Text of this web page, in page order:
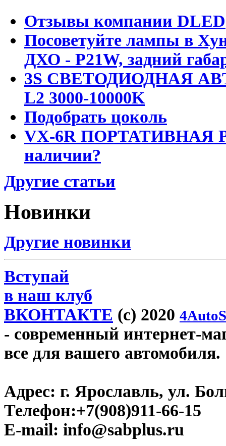
Отзывы компании DLED
Посоветуйте лампы в
ДХО - P21W, задний
3S СВЕТОДИОДНАЯ
L2 3000-10000K
Подобрать цоколь
VX-6R ПОРТАТИВНАЯ
наличии?
Другие статьи
Новинки
Другие новинки
Вступай
в наш клуб
ВКОНТАКТЕ (c) 2020
- современный интернет-
все для вашего автомобиля.
Адрес: г. Ярославль, ул.
Телефон:+7(908)911-66-15
E-mail: info@sabplus.ru